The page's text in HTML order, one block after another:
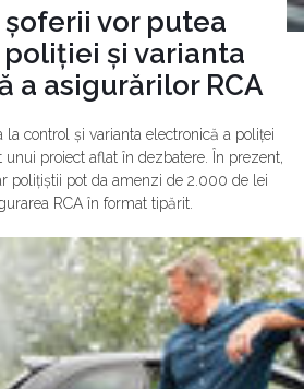
vor putea
și varianta
a asigurărilor RCA
la control și varianta electronică a poliței
unui proiect aflat în dezbatere. În prezent,
polițiștii pot da amenzi de 2.000 de lei
RCA în format tipărit.